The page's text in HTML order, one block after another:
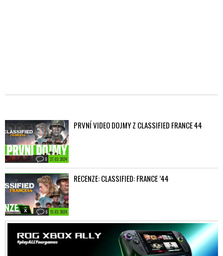
27. 03. 2024
0
PRVNÍ VIDEO DOJMY Z CLASSIFIED FRANCE 44
15. 03. 2024
0
RECENZE: CLASSIFIED: FRANCE ’44